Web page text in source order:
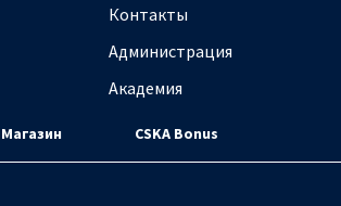
Контакты
Администрация
Академия
Магазин CSKA Bonus